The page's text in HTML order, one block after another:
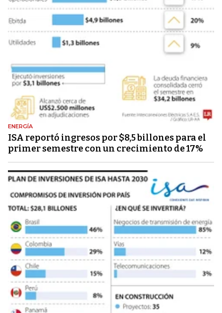
ENERGÍA
ISA reportó ingresos por $8,5 billones para el
primer semestre con un crecimiento de 17%